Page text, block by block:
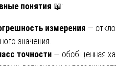
понятия 📖:
измерения —
значения.
точности — обобщенная